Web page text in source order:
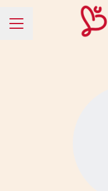
KARRIÄRMENY